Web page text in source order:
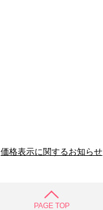
価格表示に関するお知らせ
PAGE TOP